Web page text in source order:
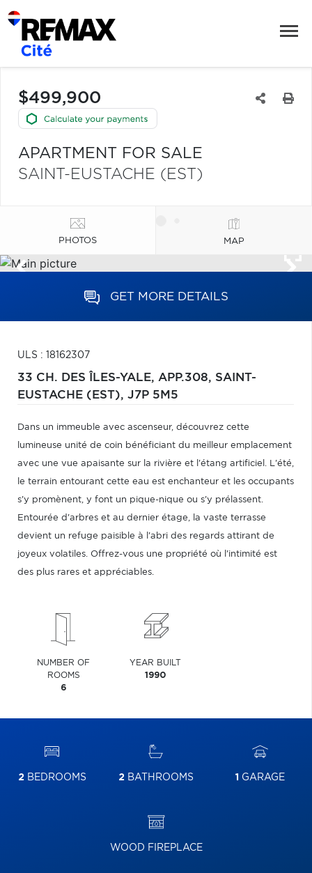
$499,900
APARTMENT FOR SALE
SAINT-EUSTACHE (EST)
PHOTOS MAP
GET MORE DETAILS
ULS : 18162307
33 CH. DES ÎLES-YALE, APP.308, SAINT-
EUSTACHE (EST), J7P 5M5
Dans un immeuble avec ascenseur, découvrez cette
lumineuse unité de coin bénéficiant du meilleur emplacement
avec une vue apaisante sur la rivière et l'étang artificiel. L'été,
le terrain entourant cette eau est enchanteur et les occupants
s'y promènent, y font un pique-nique ou s'y prélassent.
Entourée d'arbres et au dernier étage, la vaste terrasse
devient un refuge paisible à l'abri des regards attirant de
joyeux volatiles. Offrez-vous une propriété où l'intimité est
des plus rares et appréciables.
NUMBER OF
ROOMS
6
YEAR BUILT
1990
2BEDROOMS 2BATHROOMS 1 GARAGE
WOOD FIREPLACE